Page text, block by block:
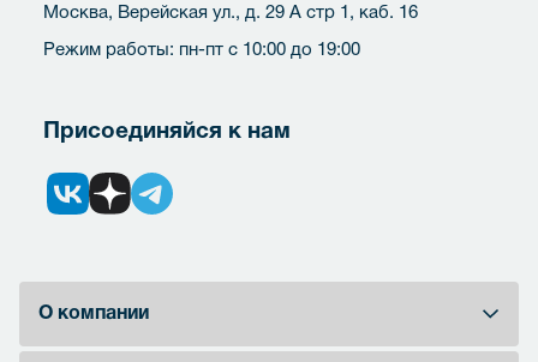
Москва, Верейская ул., д. 29 А стр 1, каб. 16
Режим работы: пн-пт с 10:00 до 19:00
Присоединяйся к нам
О компании